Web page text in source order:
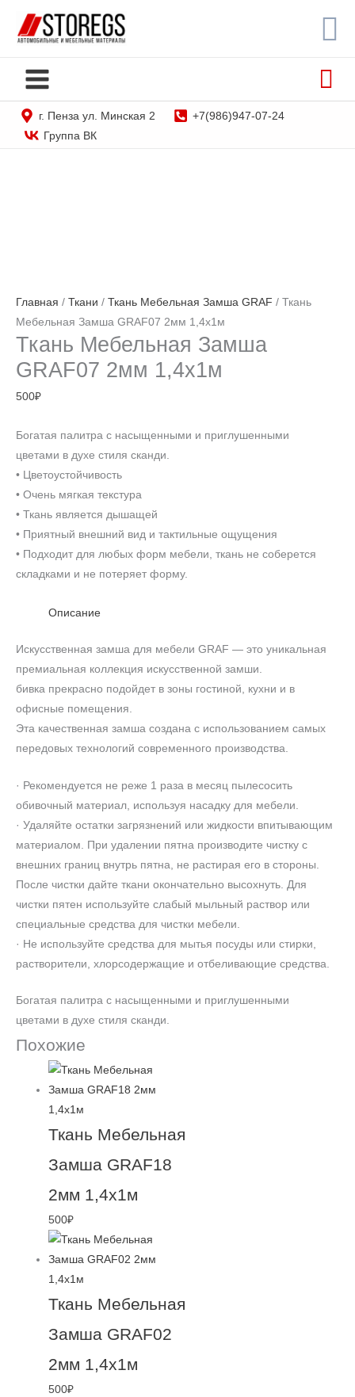
г. Пенза ул. Минская 2
+7(986)947-07-24
Группа ВК
Главная / Ткани / Ткань Мебельная Замша GRAF / Ткань
Мебельная Замша GRAF07 2мм 1,4х1м
Ткань Мебельная Замша
GRAF07 2мм 1,4х1м
500₽
Богатая палитра с насыщенными и приглушенными
цветами в духе стиля сканди.
• Цветоустойчивость
• Очень мягкая текстура
• Ткань является дышащей
• Приятный внешний вид и тактильные ощущения
• Подходит для любых форм мебели, ткань не соберется
складками и не потеряет форму.
Описание
Искусственная замша для мебели GRAF — это уникальная
премиальная коллекция искусственной замши.
бивка прекрасно подойдет в зоны гостиной, кухни и в
офисные помещения.
Эта качественная замша создана с использованием самых
передовых технологий современного производства.
· Рекомендуется не реже 1 раза в месяц пылесосить
обивочный материал, используя насадку для мебели.
· Удаляйте остатки загрязнений или жидкости впитывающим
материалом. При удалении пятна производите чистку с
внешних границ внутрь пятна, не растирая его в стороны.
После чистки дайте ткани окончательно высохнуть. Для
чистки пятен используйте слабый мыльный раствор или
специальные средства для чистки мебели.
· Не используйте средства для мытья посуды или стирки,
растворители, хлорсодержащие и отбеливающие средства.
Богатая палитра с насыщенными и приглушенными
цветами в духе стиля сканди.
Похожие
Ткань Мебельная
Замша GRAF18
2мм 1,4х1м
500₽
Ткань Мебельная
Замша GRAF02
2мм 1,4х1м
500₽